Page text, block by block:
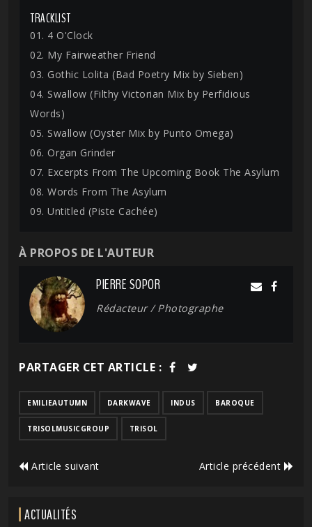
TRACKLIST
01. 4 O'Clock
02. My Fairweather Friend
03. Gothic Lolita (Bad Poetry Mix by Sieben)
04. Swallow (Filthy Victorian Mix by Perfidious
Words)
05. Swallow (Oyster Mix by Punto Omega)
06. Organ Grinder
07. Excerpts From The Upcoming Book The Asylum
08. Words From The Asylum
09. Untitled (Piste Cachée)
À PROPOS DE L'AUTEUR
PIERRE SOPOR
Rédacteur / Photographe
PARTAGER CET ARTICLE :
EMILIEAUTUMN DARKWAVE INDUS BAROQUE
TRISOLMUSICGROUP TRISOL
Article suivant Article précédent
ACTUALITÉS